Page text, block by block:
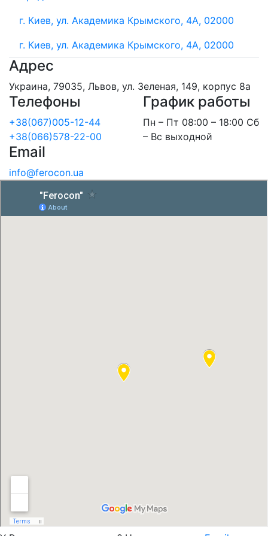
г. Киев, ул. Академика Крымского, 4А, 02000
г. Киев, ул. Академика Крымского, 4А, 02000
Адрес
Украина, 79035, Львов, ул. Зеленая, 149, корпус 8а
Телефоны
+38(067)005-12-44
+38(066)578-22-00
График работы
Пн – Пт 08:00 – 18:00 Сб
– Вс выходной
Email
info@ferocon.ua